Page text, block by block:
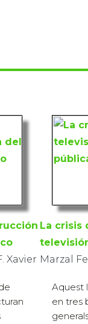
Xavier
La crisis
Marzal
Aquest
en tres